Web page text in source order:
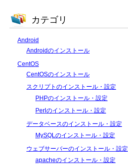
カテゴリ
Android
Androidのインストール
CentOS
CentOSのインストール
スクリプトのインストール・設定
PHPのインストール・設定
Perlのインストール・設定
データベースのインストール・設定
MySQLのインストール・設定
ウェブサーバーのインストール・設定
apacheのインストール・設定